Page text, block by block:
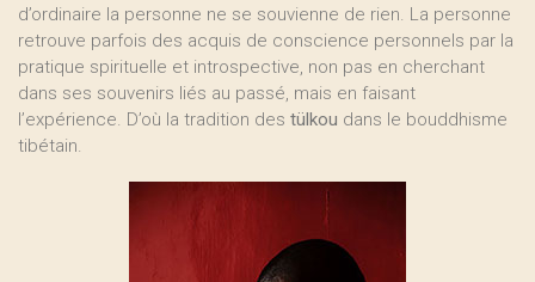
d’ordinaire la personne ne se souvienne de rien. La personne
retrouve parfois des acquis de conscience personnels par la
pratique spirituelle et introspective, non pas en cherchant
dans ses souvenirs liés au passé, mais en faisant
l’expérience. D’où la tradition des tülkou dans le bouddhisme
tibétain.